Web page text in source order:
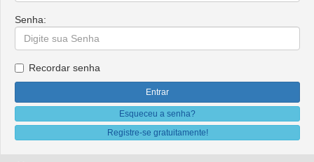
Senha:
Recordar senha
Esqueceu a senha?
Registre-se gratuitamente!